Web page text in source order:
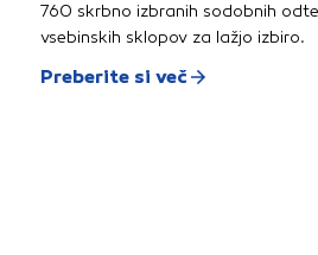
760 skrbno izbranih sodobnih
vsebinskih sklopov za lažjo izbiro.
Preberite si več